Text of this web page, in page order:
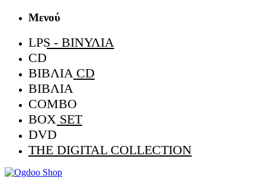
Μενού
LPS - ΒΙΝΎΛΙΑ
CD
ΒΙΒΛΊΑ CD
ΒΙΒΛΊΑ
COMBO
BOX SET
DVD
THE DIGITAL COLLECTION